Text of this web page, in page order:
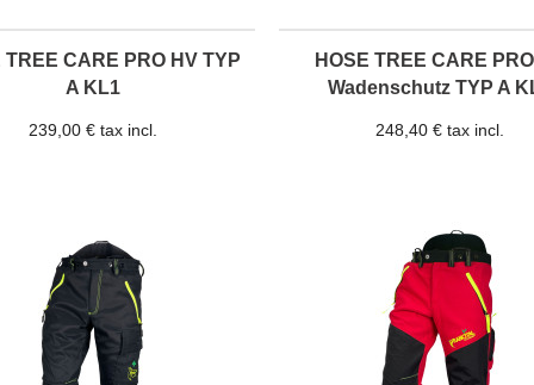
TREE CARE PRO HV TYP
A KL1
239,00 € tax incl.
HOSE TREE CARE
Wadenschutz TYP A
248,40 € tax incl.